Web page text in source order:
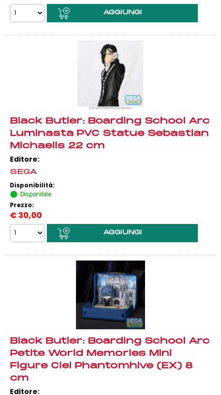
Black Butler: Boarding School Arc
Luminasta PVC Statue Sebastian
Michaelis 22 cm
Editore:
SEGA
Disponibilità:
Disponibile
Prezzo:
€ 30,00
Black Butler: Boarding School Arc
Petite World Memories Mini
Figure Ciel Phantomhive (EX) 8
cm
Editore: